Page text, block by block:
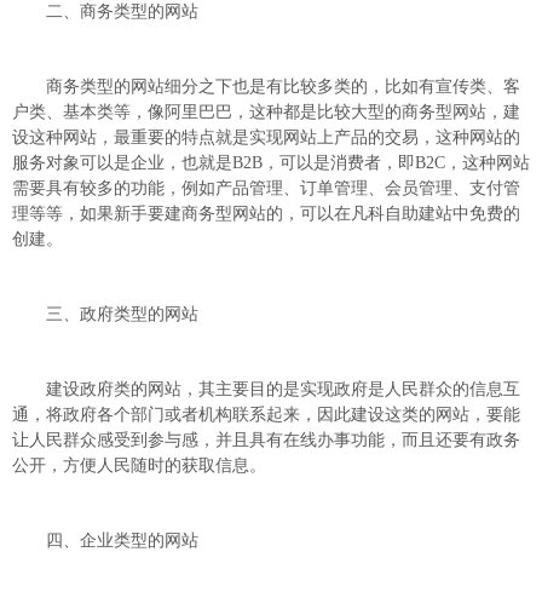
二、商务类型的网站
商务类型的网站细分之下也是有比较多类的，比如有宣传类、客
户类、基本类等，像阿里巴巴，这种都是比较大型的商务型网站，建
设这种网站，最重要的特点就是实现网站上产品的交易，这种网站的
服务对象可以是企业，也就是B2B，可以是消费者，即B2C，这种网站
需要具有较多的功能，例如产品管理、订单管理、会员管理、支付管
理等等，如果新手要建商务型网站的，可以在凡科自助建站中免费的
创建。
三、政府类型的网站
建设政府类的网站，其主要目的是实现政府是人民群众的信息互
通，将政府各个部门或者机构联系起来，因此建设这类的网站，要能
让人民群众感受到参与感，并且具有在线办事功能，而且还要有政务
公开，方便人民随时的获取信息。
四、企业类型的网站